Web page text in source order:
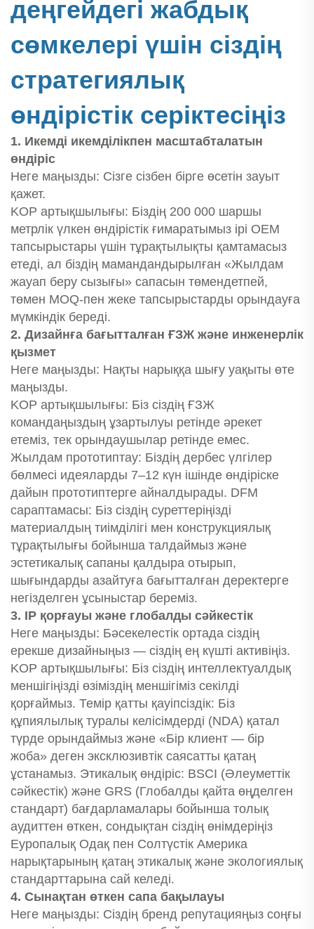
деңгейдегі жабдық
сөмкелері үшін сіздің
стратегиялық
өндірістік серіктесіңіз
1. Икемді икемділікпен масштабталатын
өндіріс
Неге маңызды: Сізге сізбен бірге өсетін зауыт
қажет.
KOP артықшылығы: Біздің 200 000 шаршы
метрлік үлкен өндірістік ғимаратымыз ірі OEM
тапсырыстары үшін тұрақтылықты қамтамасыз
етеді, ал біздің мамандандырылған «Жылдам
жауап беру сызығы» сапасын төмендетпей,
төмен MOQ-пен жеке тапсырыстарды орындауға
мүмкіндік береді.
2. Дизайнға бағытталған ҒЗЖ және инженерлік
қызмет
Неге маңызды: Нақты нарыққа шығу уақыты өте
маңызды.
KOP артықшылығы: Біз сіздің ҒЗЖ
командаңыздың ұзартылуы ретінде әрекет
етеміз, тек орындаушылар ретінде емес.
Жылдам прототиптау: Біздің дербес үлгілер
бөлмесі идеяларды 7–12 күн ішінде өндіріске
дайын прототиптерге айналдырады. DFM
сараптамасы: Біз сіздің суреттеріңізді
материалдың тиімділігі мен конструкциялық
тұрақтылығы бойынша талдаймыз және
эстетикалық сапаны қалдыра отырып,
шығындарды азайтуға бағытталған деректерге
негізделген ұсыныстар береміз.
3. IP қорғауы және глобалды сәйкестік
Неге маңызды: Бәсекелестік ортада сіздің
ерекше дизайныңыз — сіздің ең күшті активіңіз.
KOP артықшылығы: Біз сіздің интеллектуалдық
меншігіңізді өзіміздің меншігіміз секілді
қорғаймыз. Темір қатты қауіпсіздік: Біз
құпиялылық туралы келісімдерді (NDA) қатал
түрде орындаймыз және «Бір клиент — бір
жоба» деген эксклюзивтік саясатты қатаң
ұстанамыз. Этикалық өндіріс: BSCI (Әлеуметтік
сәйкестік) және GRS (Глобалды қайта өңделген
стандарт) бағдарламалары бойынша толық
аудиттен өткен, сондықтан сіздің өнімдеріңіз
Еуропалық Одақ пен Солтүстік Америка
нарықтарының қатаң этикалық және экологиялық
стандарттарына сай келеді.
4. Сынақтан өткен сапа бақылауы
Неге маңызды: Сіздің бренд репутацияңыз соңғы